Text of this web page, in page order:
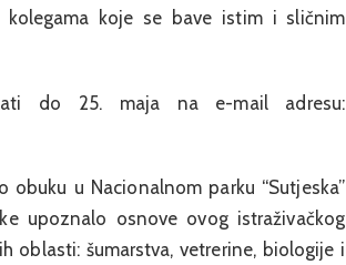
koje se bave istim i sličnim
do 25. maja na e-mail adresu:
u Nacionalnom parku “Sutjeska”
upoznalo osnove ovog istraživačkog
oblasti: šumarstva, vetrerine, biologije i